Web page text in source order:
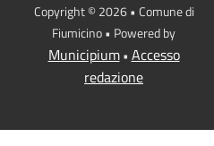
Copyright © 2026 • Comune di
Fiumicino • Powered by
Municipium• Accesso
redazione